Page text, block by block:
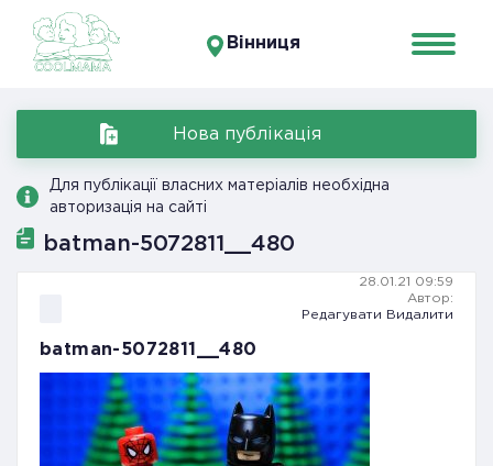
Вінниця
Нова публікація
Для публікації власних матеріалів необхідна
авторизація на сайті
batman-5072811__480
28.01.21 09:59
Автор:
Редагувати
Видалити
batman-5072811__480